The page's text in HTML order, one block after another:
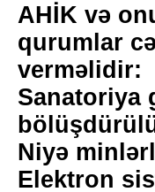
AHİK və
qurumlar
verməlidir:
Sanatoriya
Niyə
Elektron